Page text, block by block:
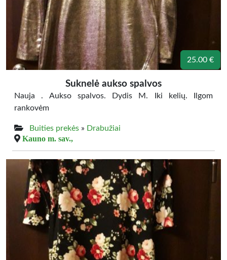
25.00 €
Suknelė aukso spalvos
Nauja . Aukso spalvos. Dydis M. Iki kelių. Ilgom
rankovėm
Buities prekės » Drabužiai
Kauno m. sav.,